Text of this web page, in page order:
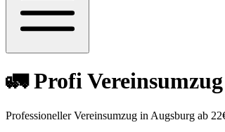
🚛 Profi
Professioneller Vereinsumzug in Augsburg ab